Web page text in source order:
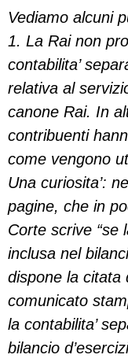
Vediamo alcuni
1. La Rai non
contabilita’
relativa al
canone Rai. In
contribuenti
come vengono
Una curiosita’:
pagine, che in
Corte scrive “se
inclusa nel
dispone la citata
comunicato
la contabilita’
bilancio